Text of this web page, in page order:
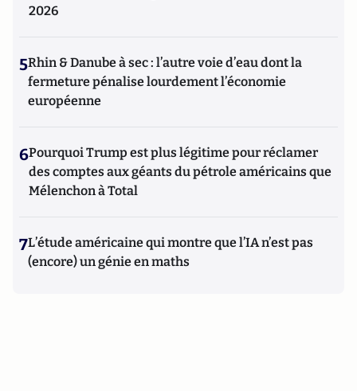
2026
5Rhin & Danube à sec : l’autre voie d’eau dont la
fermeture pénalise lourdement l’économie
européenne
6Pourquoi Trump est plus légitime pour réclamer
des comptes aux géants du pétrole américains que
Mélenchon à Total
7L’étude américaine qui montre que l’IA n’est pas
(encore) un génie en maths